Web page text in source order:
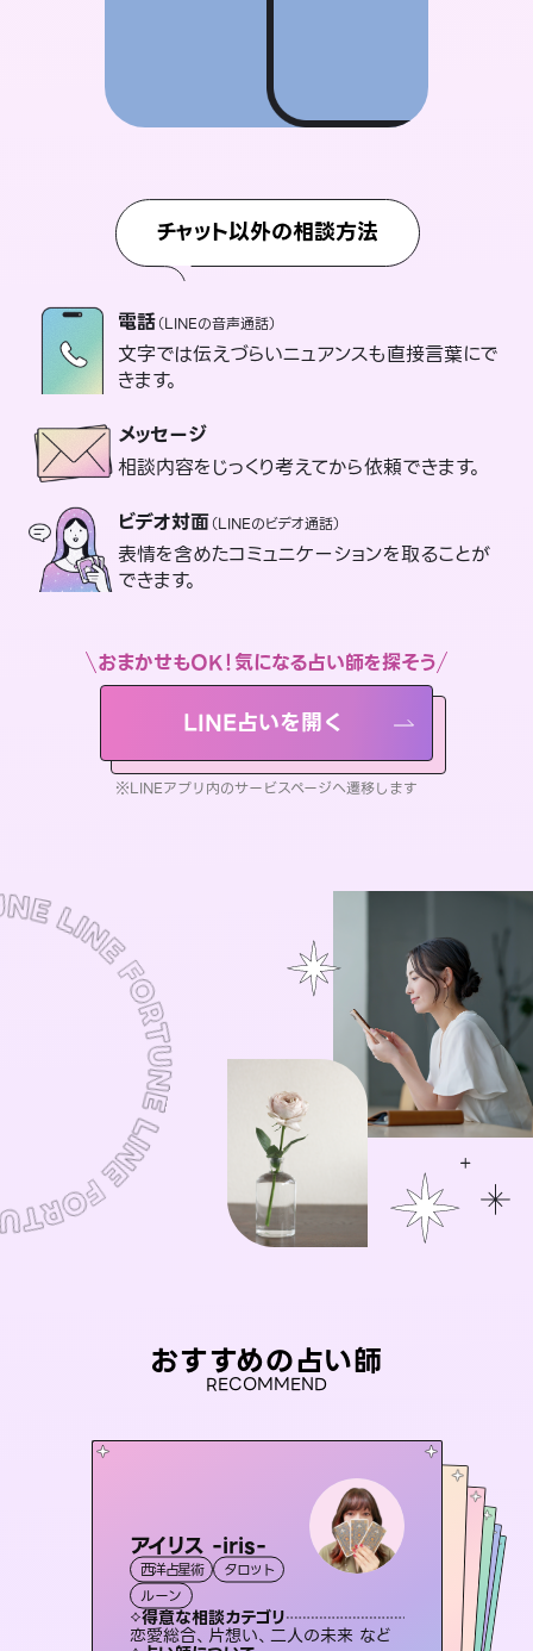
チャット以外の相談方法
電話（LINEの音声通話）
文字では伝えづらいニュアンスも直接言葉にで
きます。
メッセージ
相談内容をじっくり考えてから依頼できます。
ビデオ対面（LINEのビデオ通話）
表情を含めたコミュニケーションを取ることが
できます。
おまかせもOK！気になる占い師を探そう
LINE占いを開く
※LINEアプリ内のサービスページへ遷移します
おすすめの占い師
RECOMMEND
アイリス -iris-
西洋占星術
タロット
ルーン
得意な相談カテゴリ
恋愛総合、片想い、二人の未来 など
おう 霊感オラクル
霊視・オーラ
オラクルカード
得意な相談カテゴリ
恋愛総合、あの人の気持ち など
桃源珠羽（ とうげんみう）
霊視・オーラ
スピリチュアル・リーディング
得意な相談カテゴリ
片想い、あの人の気持ち、復縁 など
セラピスト理恵
霊視・オーラ
スピリチュアル・リーディング
得意な相談カテゴリ
未来視師＊花
スピリチュアル・リーディング
得意な相談カテゴリ
彗望
霊視・オーラ
スピリチュアル・リーディング
得意な相談カテゴリ